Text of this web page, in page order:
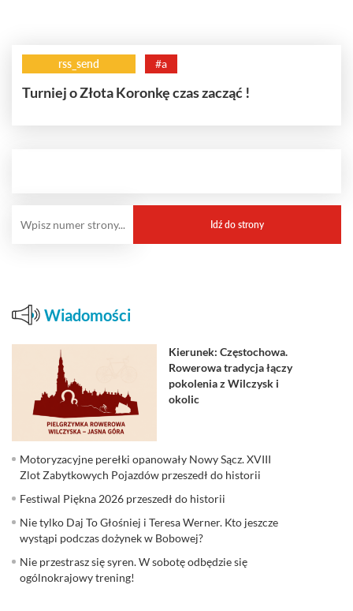
rss_send #a
Turniej o Złota Koronkę czas zacząć !
Wiadomości
Kierunek: Częstochowa.
Rowerowa tradycja łączy
pokolenia z Wilczysk i
okolic
Motoryzacyjne perełki opanowały Nowy Sącz. XVIII
Zlot Zabytkowych Pojazdów przeszedł do historii
Festiwal Piękna 2026 przeszedł do historii
Nie tylko Daj To Głośniej i Teresa Werner. Kto jeszcze
wystąpi podczas dożynek w Bobowej?
Nie przestrasz się syren. W sobotę odbędzie się
ogólnokrajowy trening!